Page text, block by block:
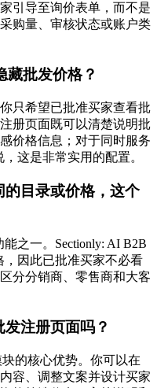
引导至询价表单，而不是
购量、审核状态或账户类
藏批发价格？
只希望已批准买家查看批
册页面既可以清楚说明批
价格信息；对于同时服务
这是非常实用的配置。
目录或价格，这个
之一。Sectionly: AI B2B
，因此已批准买家不必看
分分销商、零售商和大客
注册页面吗？
的核心优势。你可以在
容、调整文案并设计买家